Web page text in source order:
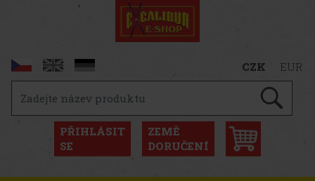
CZK EUR
PŘIHLÁSIT
SE
ZEMĚ
DORUČENÍ